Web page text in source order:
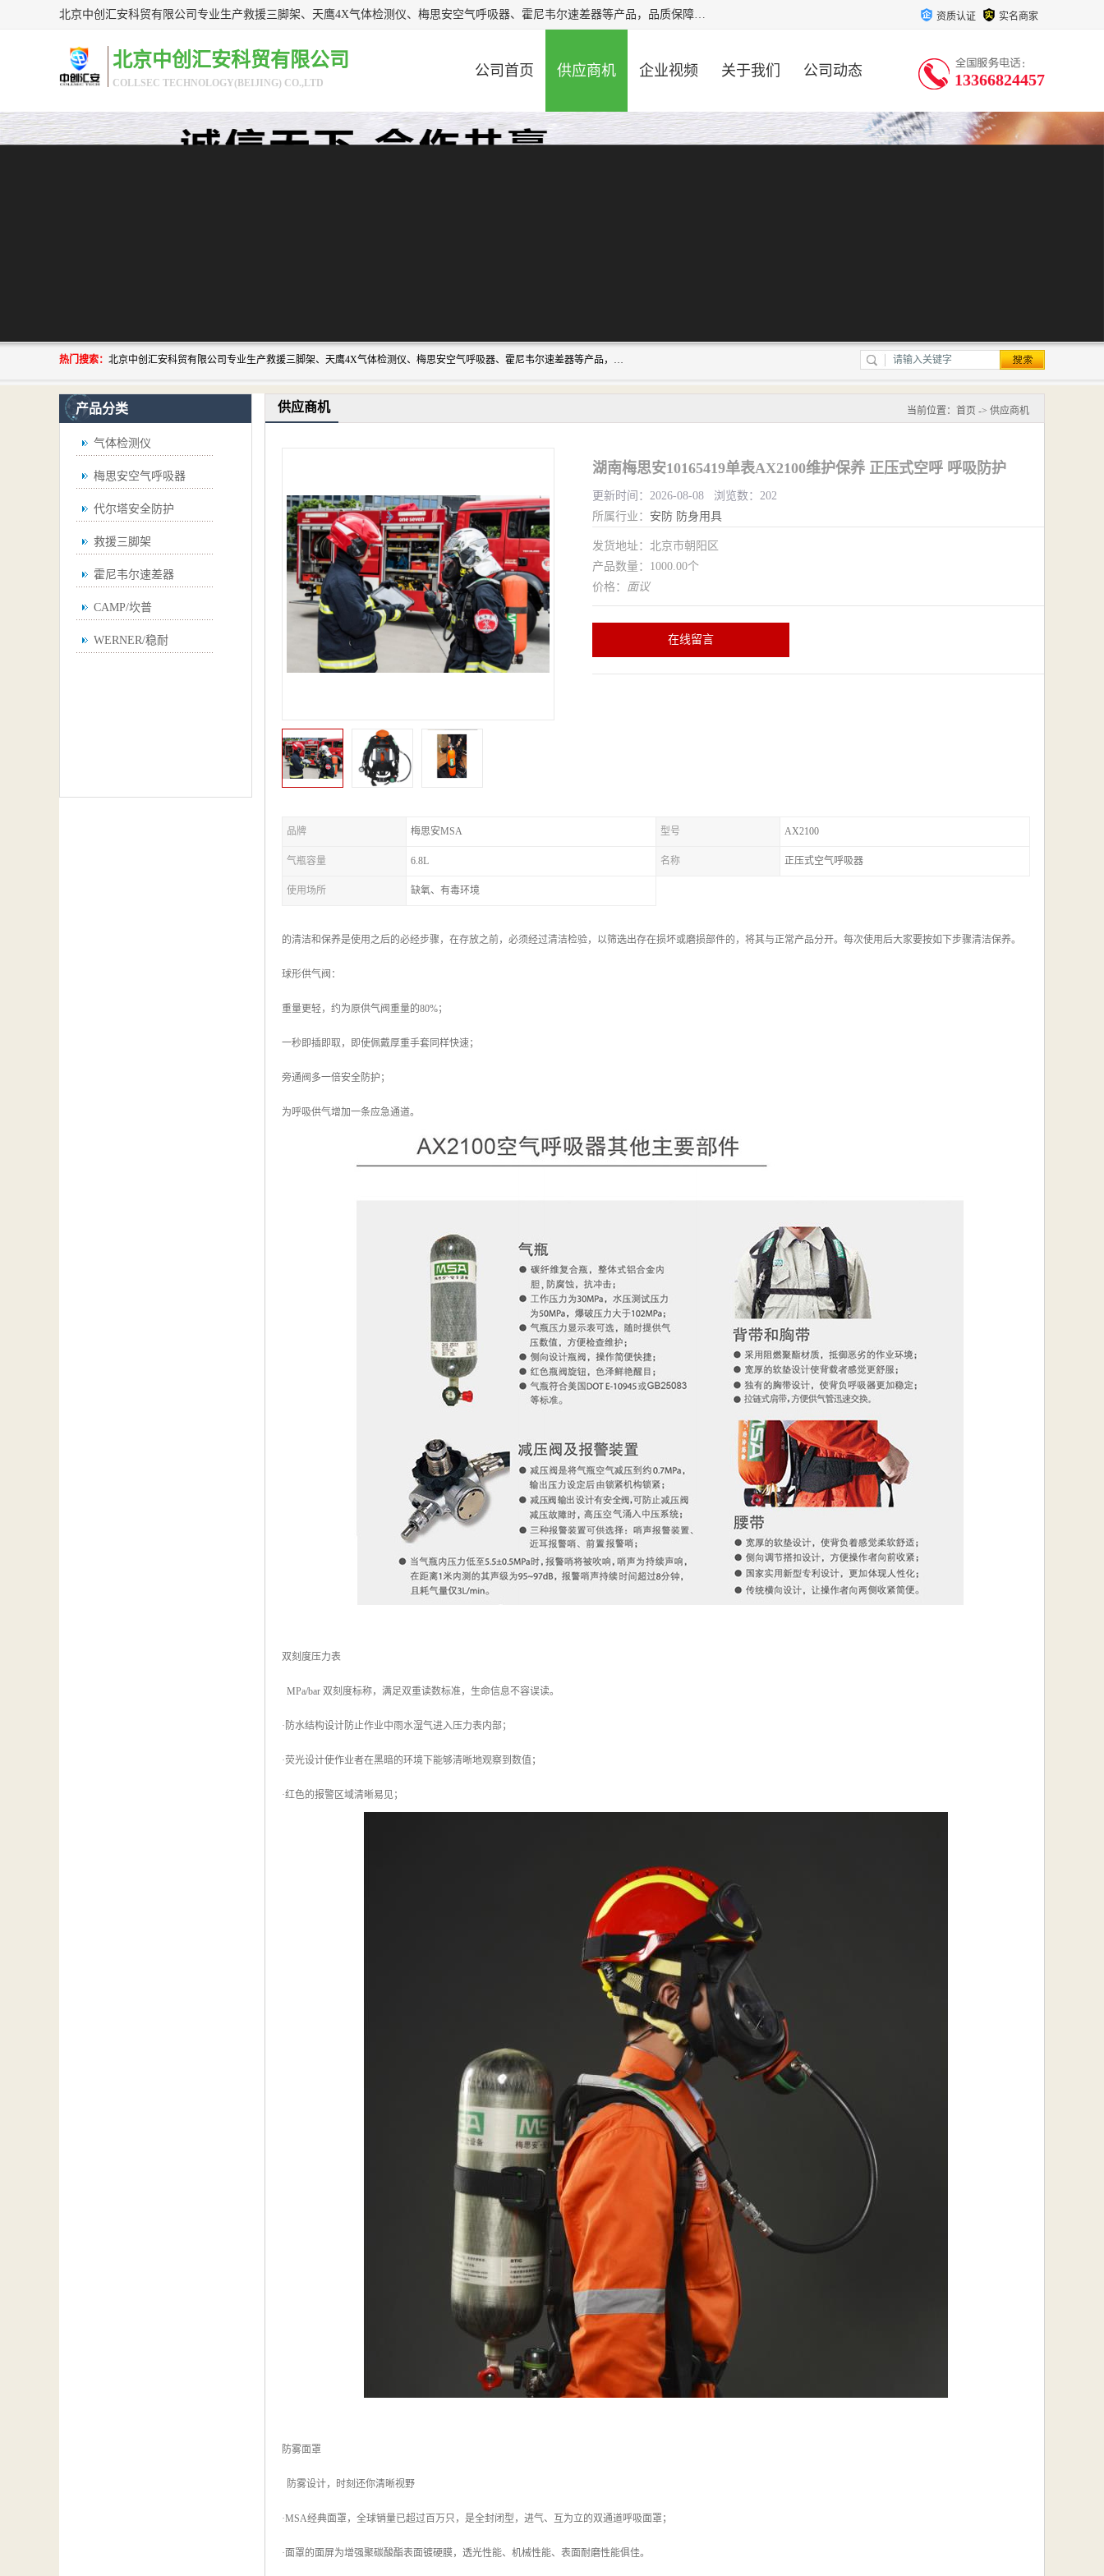
北京中创汇安科贸有限公司专业生产救援三脚架、天鹰4X气体检测仪、梅思安空气呼吸器、霍尼韦尔速差器等产品，品质保障，价格合理，欢迎在线致电咨询。 资质认证 实名商家
北京中创汇安科贸有限公司
COLLSEC TECHNOLOGY(BEIJING) CO.,LTD
公司首页 供应商机 企业视频 关于我们 公司动态 13366824457
热门搜索： 北京中创汇安科贸有限公司专业生产救援三脚架、天鹰4X气体检测仪、梅思安空气呼吸器、霍尼韦尔速差器等产品，品质保障，价格合理，欢迎在线致电咨询。
产品分类
气体检测仪
梅思安空气呼吸器
代尔塔安全防护
救援三脚架
霍尼韦尔速差器
CAMP/坎普
WERNER/稳耐
供应商机 当前位置： 首页 -> 供应商机
湖南梅思安10165419单表AX2100维护保养 正压式空呼 呼吸防护
更新时间：2026-08-08 浏览数：202
所属行业： 安防 防身用具
发货地址：北京市朝阳区
产品数量：1000.00个
价格： 面议
在线留言
品牌 梅思安MSA 型号 AX2100
气瓶容量 6.8L 名称 正压式空气呼吸器
使用场所 缺氧、有毒环境
的清洁和保养是使用之后的必经步骤，在存放之前，必须经过清洁检验，以筛选出存在损坏或磨损部件的，将其与正常产品分开。每次使用后大家要按如下步骤清洁保养。
球形供气阀：
重量更轻，约为原供气阀重量的80%；
一秒即插即取，即使佩戴厚重手套同样快速；
旁通阀多一倍安全防护；
为呼吸供气增加一条应急通道。
双刻度压力表
MPa/bar 双刻度标称，满足双重读数标准，生命信息不容误读。
·防水结构设计防止作业中雨水湿气进入压力表内部；
·荧光设计使作业者在黑暗的环境下能够清晰地观察到数值；
·红色的报警区域清晰易见；
防雾面罩
防雾设计，时刻还你清晰视野
·MSA经典面罩，全球销量已超过百万只，是全封闭型，进气、互为立的双通道呼吸面罩；
·面罩的面屏为增强聚碳酸酯表面镀硬膜，透光性能、机械性能、表面耐磨性能俱佳。